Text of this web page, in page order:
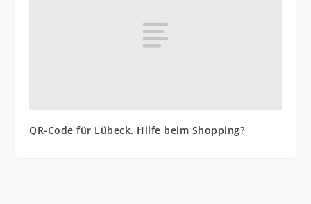
QR-Code für Lübeck. Hilfe beim Shopping?